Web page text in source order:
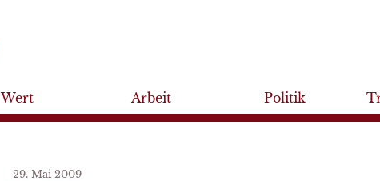
Wert Arbeit Politik
29. Mai 2009